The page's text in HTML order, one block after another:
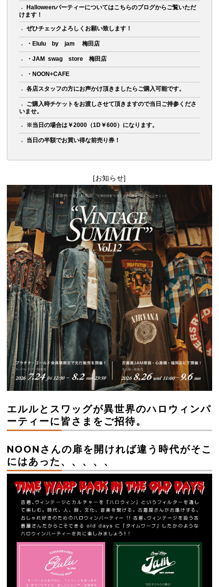
Halloweenパーティーについてはこちらのブログからご覧いただ
けます！
ぜひチェックよろしくお願い致します！
・Elulu by jam 梅田店
・JAM swag store 梅田店
・NOON+CAFE
各店スタッフの方にお声かけ頂きましたらご購入可能です。
ご購入時チケットをお渡しさせて頂きますので当日ご持参くださ
いませ。
※当日の場合は￥2000（1D￥600）になります。
当日の半額でお買い得な前売り券！
[お知らせ]
エルルとスワッグが異世界のハロウィンパ
ーティーに皆さまをご招待。
NOONさんの扉を開ければ違う時代がそこ
にはあった、、、、、